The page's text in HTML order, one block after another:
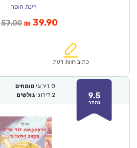
רינת הופר
57.00המחיר
₪57.00.
₪ 39.90המחיר
הוא:
כתוב חוות דעת
9.5
נהדר
0 דירוגי מומחים
2 דירוגי גולשים